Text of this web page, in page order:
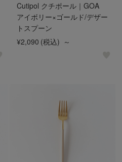
Cutipol クチポール｜GOA
アイボリー×ゴールド/デザー
トスプーン
¥2,090 (税込) ～